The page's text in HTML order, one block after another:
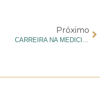
Próximo